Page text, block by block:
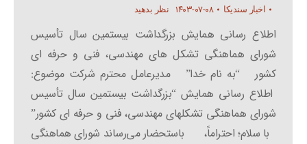
اخبار سندیکا ۱۴۰۳-۰۷-۰۸ نظر بدهید
اطلاع رسانی همایش بزرگداشت بیستمین سال تأسیس
شورای هماهنگی تشکل های مهندسی، فنی و حرفه ای
کشور “به نام خدا” مدیرعامل محترم شرکت موضوع:
اطلاع رسانی همایش “بزرگداشت بیستمین سال تأسیس
شورای هماهنگی تشکلهای مهندسی، فنی و حرفه ای کشور”
با سلام؛ احتراماً، باستحضار می‌رساند شورای هماهنگی